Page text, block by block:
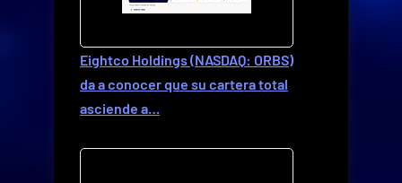
Eightco Holdings (NASDAQ: ORBS)
da a conocer que su cartera total
asciende a…